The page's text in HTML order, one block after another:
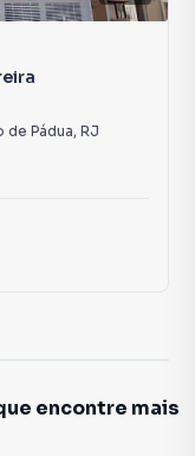
de Pádua, RJ
encontre mais